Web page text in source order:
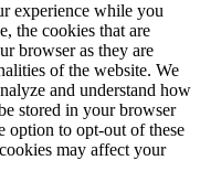
experience while you
the cookies that are
browser as they are
of the website. We
and understand how
stored in your browser
option to opt-out of these
may affect your